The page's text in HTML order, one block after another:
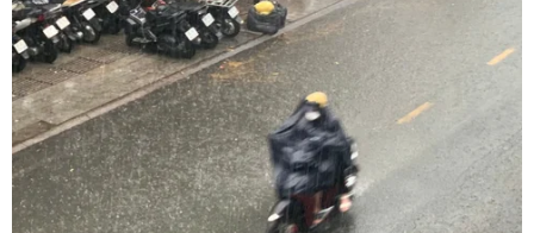
quan hệ giữa Việt Nam và Australia
07/08/2026 01:27
Ấn Độ thử thành công tên lửa đạn
đạo Agni-4, tầm bắn 4.000 km
06/08/2026 23:17